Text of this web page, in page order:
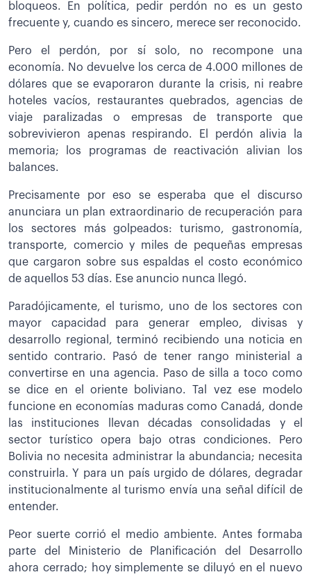
bloqueos. En política, pedir perdón no es un gesto
frecuente y, cuando es sincero, merece ser reconocido.
Pero el perdón, por sí solo, no recompone una
economía. No devuelve los cerca de 4.000 millones de
dólares que se evaporaron durante la crisis, ni reabre
hoteles vacíos, restaurantes quebrados, agencias de
viaje paralizadas o empresas de transporte que
sobrevivieron apenas respirando. El perdón alivia la
memoria; los programas de reactivación alivian los
balances.
Precisamente por eso se esperaba que el discurso
anunciara un plan extraordinario de recuperación para
los sectores más golpeados: turismo, gastronomía,
transporte, comercio y miles de pequeñas empresas
que cargaron sobre sus espaldas el costo económico
de aquellos 53 días. Ese anuncio nunca llegó.
Paradójicamente, el turismo, uno de los sectores con
mayor capacidad para generar empleo, divisas y
desarrollo regional, terminó recibiendo una noticia en
sentido contrario. Pasó de tener rango ministerial a
convertirse en una agencia. Paso de silla a toco como
se dice en el oriente boliviano. Tal vez ese modelo
funcione en economías maduras como Canadá, donde
las instituciones llevan décadas consolidadas y el
sector turístico opera bajo otras condiciones. Pero
Bolivia no necesita administrar la abundancia; necesita
construirla. Y para un país urgido de dólares, degradar
institucionalmente al turismo envía una señal difícil de
entender.
Peor suerte corrió el medio ambiente. Antes formaba
parte del Ministerio de Planificación del Desarrollo
ahora cerrado; hoy simplemente se diluyó en el nuevo